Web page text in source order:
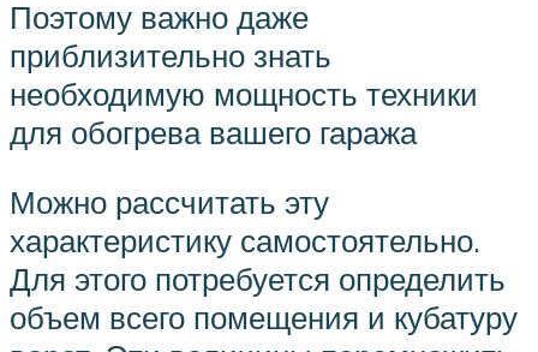
Поэтому важно даже
приблизительно знать
необходимую мощность техники
для обогрева вашего гаража
Можно рассчитать эту
характеристику самостоятельно.
Для этого потребуется определить
объем всего помещения и кубатуру